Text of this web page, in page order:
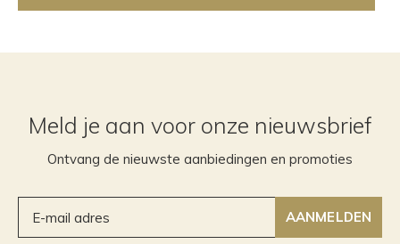
Meld je aan voor onze nieuwsbrief
Ontvang de nieuwste aanbiedingen en promoties
AANMELDEN